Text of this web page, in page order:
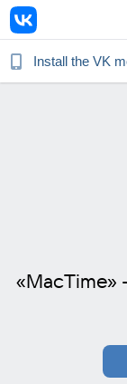
Install the VK
«MacTime»